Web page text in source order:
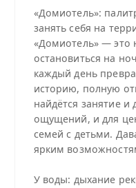
«Домиотель»:
занять себя на
«Домиотель» — это
остановиться на
каждый день
историю, полную
найдётся занятие и
ощущений, и для
семей с детьми.
ярким
У воды: дыхание